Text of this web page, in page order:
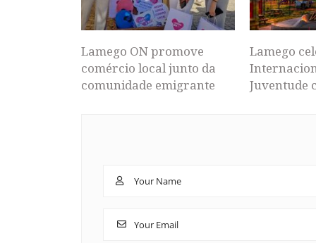
Lamego ON promove
comércio local junto da
comunidade emigrante
Lamego
Juventude